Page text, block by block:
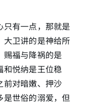
有一点，那就是
大卫讲的是神给所
赐福与降祸的是
和悦纳是王位稳
前对暗嫩、押沙
是世俗的溺爱，但